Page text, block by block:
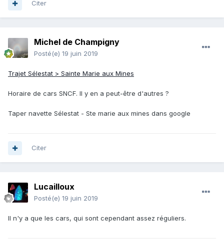
Citer
Michel de Champigny
Posté(e) 19 juin 2019
Trajet Sélestat > Sainte Marie aux Mines
Horaire de cars SNCF. Il y en a peut-être d'autres ?
Taper navette Sélestat - Ste marie aux mines dans google
Citer
Lucailloux
Posté(e) 19 juin 2019
Il n'y a que les cars, qui sont cependant assez réguliers.